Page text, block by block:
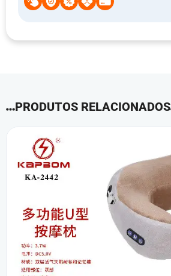
PRODUTOS RELACIONADOS